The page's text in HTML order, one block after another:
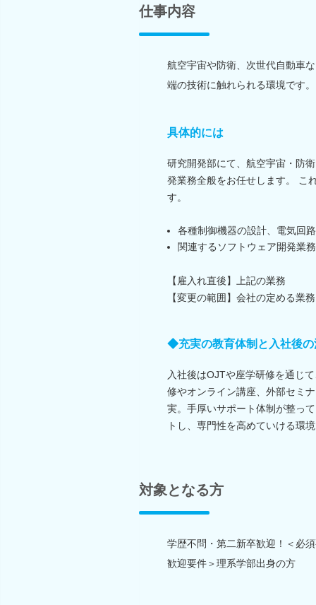
仕事内容
航空宇宙や防衛、次世代自動車
端の技術に触れられる環境です。
具体的には
研究開発部にて、航空宇宙・防
発業務全般をお任せします。 こ
す。
各種制御機器の設計、電気回
関連するソフトウェア開発業務
【雇入れ直後】上記の業務
【変更の範囲】会社の定める業務
◆充実の教育体制と入社後の
入社後はOJTや座学研修を通じ
修やオンライン講座、外部セミ
実。手厚いサポート体制が整っ
トし、専門性を高めていける環
対象となる方
学歴不問・第二新卒歓迎！＜必
歓迎要件＞理系学部出身の方